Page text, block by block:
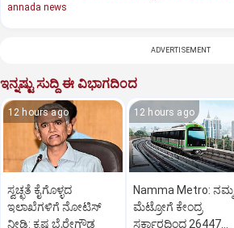
annada news
ADVERTISEMENT
ಇನ್ನಷ್ಟು ಸುದ್ದಿ ಈ ವಿಭಾಗದಿಂದ
12 hours ago
ಸ್ವಚ್ಛತೆ ಕೈಗೊಳ್ಳದ
ಇಲಾಖೆಗಳಿಗೆ ನೋಟಿಸ್‌
ನೀಡಿ: ಕೃಷ್ಣ ಬೈರೇಗೌಡ
12 hours ago
Namma Metro: ನಮ್ಮ
ಮೆಟ್ರೋಗೆ ಕೇಂದ್ರ
ಸರ್ಕಾರದಿಂದ 26447